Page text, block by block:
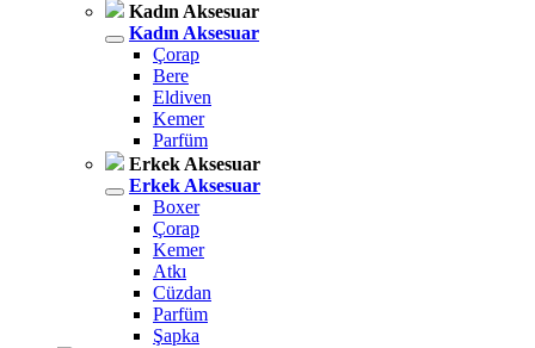
Kadın Aksesuar
Kadın Aksesuar
Çorap
Bere
Eldiven
Kemer
Parfüm
Erkek Aksesuar
Erkek Aksesuar
Boxer
Çorap
Kemer
Atkı
Cüzdan
Parfüm
Şapka